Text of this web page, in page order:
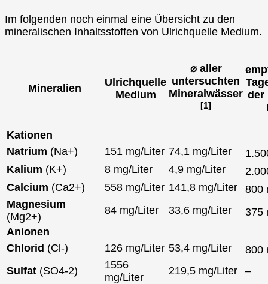
Im folgenden noch einmal eine Übersicht zu den
mineralischen Inhaltsstoffen von Ulrichquelle Medium.
Mineralien
Ulrichquelle
Medium
⌀ aller
untersuchten
Mineralwässer
[1]
der
Kationen
Natrium (Na+) 151 mg/Liter 74,1 mg/Liter
Kalium (K+) 8 mg/Liter 4,9 mg/Liter
Calcium (Ca2+) 558 mg/Liter 141,8 mg/Liter
800
Magnesium
(Mg2+)
84 mg/Liter 33,6 mg/Liter
375
Anionen
Chlorid (Cl-) 126 mg/Liter 53,4 mg/Liter
800
Sulfat (SO4-2)
1556
mg/Liter
219,5 mg/Liter
–